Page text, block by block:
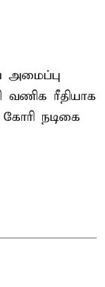
அமைப்பு
வணிக ரீதியாக
நடிகை